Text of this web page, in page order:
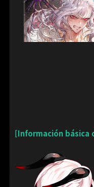
[Información básica